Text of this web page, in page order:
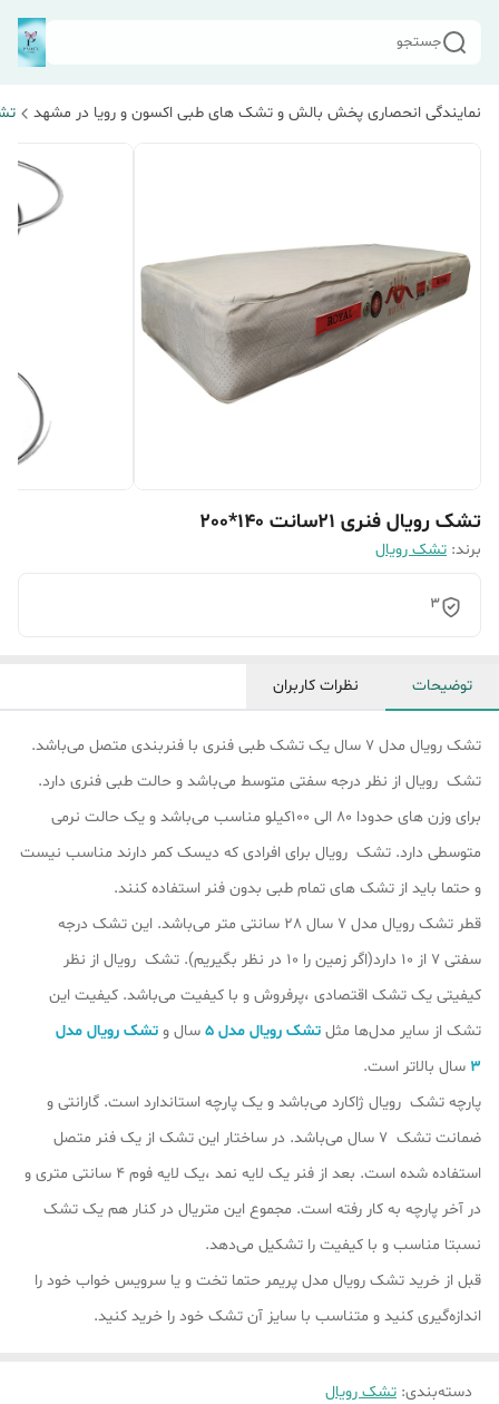
جستجو
نمایندگی انحصاری پخش بالش و تشک های طبی اکسون و رویا در مشهد
تشک رویال فنری 21سانت 140*200
برند: تشک رویال
3
توضیحات نظرات کاربران
تشک رویال مدل 7 سال یک تشک طبی فنری با فنربندی متصل می‌باشد.
تشک رویال از نظر درجه سفتی متوسط می‌باشد و حالت طبی فنری دارد.
برای وزن های حدودا 80 الی 100کیلو مناسب می‌باشد و یک حالت نرمی
متوسطی دارد. تشک رویال برای افرادی که دیسک کمر دارند مناسب نیست
و حتما باید از تشک های تمام طبی بدون فنر استفاده کنند.
قطر تشک رویال مدل 7 سال 28 سانتی متر می‌باشد. این تشک درجه
سفتی 7 از 10 دارد(اگر زمین را 10 در نظر بگیریم). تشک رویال از نظر
کیفیتی یک تشک اقتصادی ،پرفروش و با کیفیت می‌باشد. کیفیت این
تشک از سایر مدل‌ها مثل تشک رویال مدل 5 سال و تشک رویال مدل
3 سال بالاتر است.
پارچه تشک رویال ژاکارد می‌باشد و یک پارچه استاندارد است. گارانتی و
ضمانت تشک 7 سال می‌باشد. در ساختار این تشک از یک فنر متصل
استفاده شده است. بعد از فنر یک لایه نمد ،یک لایه فوم 4 سانتی متری و
در آخر پارچه به کار رفته است. مجموع این متریال در کنار هم یک تشک
نسبتا مناسب و با کیفیت را تشکیل می‌دهد.
قبل از خرید تشک رویال مدل پریمر حتما تخت و یا سرویس خواب خود را
اندازه‌گیری کنید و متناسب با سایز آن تشک خود را خرید کنید.
دسته‌بندی: تشک رویال